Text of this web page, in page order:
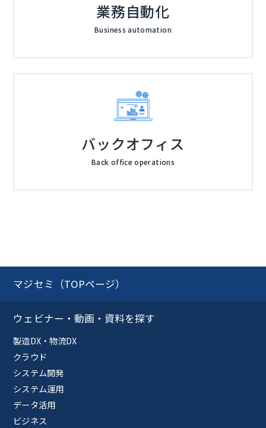
業務自動化
Business automation
バックオフィス
Back office operations
マジセミ（TOPページ）
ウェビナー・動画・資料を探す
製造DX・物流DX
クラウド
システム開発
システム運用
データ活用
ビジネス